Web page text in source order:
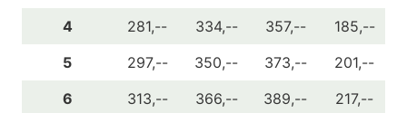
4
281,-- 334,-- 357,-- 185,--
5
297,-- 350,-- 373,-- 201,--
6
313,-- 366,-- 389,-- 217,--